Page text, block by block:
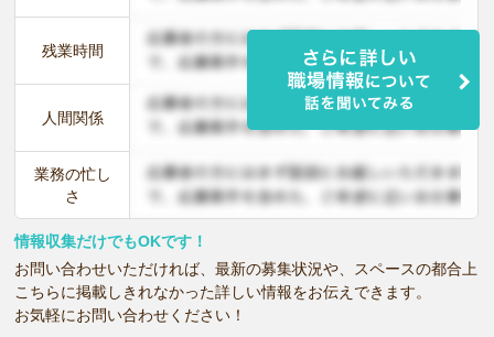
残業時間
人間関係
業務の忙し
さ
情報収集だけでもOKです！
お問い合わせいただければ、最新の募集状況や、スペースの都合上
こちらに掲載しきれなかった詳しい情報をお伝えできます。
お気軽にお問い合わせください！